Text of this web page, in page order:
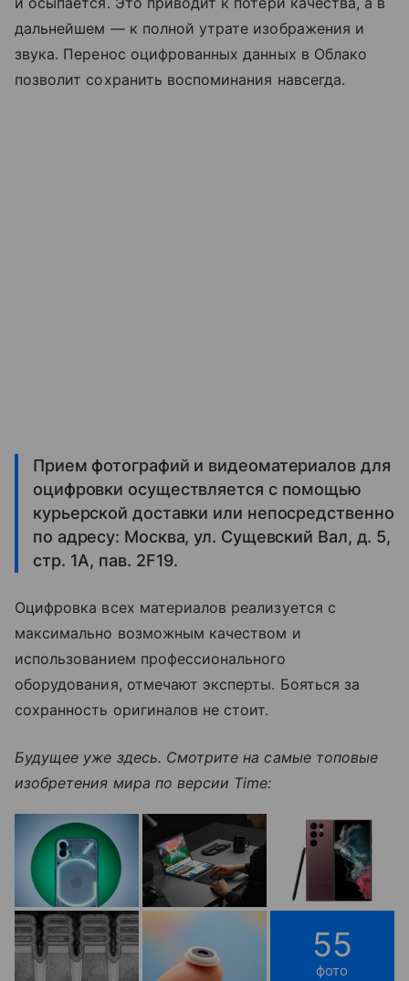
дальнейшем — к полной утрате изображения и
звука. Перенос оцифрованных данных в Облако
позволит сохранить воспоминания навсегда.
Прием фотографий и видеоматериалов для
оцифровки осуществляется с помощью
курьерской доставки или непосредственно
по адресу: Москва, ул. Сущевский Вал, д. 5,
стр. 1А, пав. 2F19.
Оцифровка всех материалов реализуется с
максимально возможным качеством и
использованием профессионального
оборудования, отмечают эксперты. Бояться за
сохранность оригиналов не стоит.
Будущее уже здесь. Смотрите на самые топовые
изобретения мира по версии Time:
55
фото